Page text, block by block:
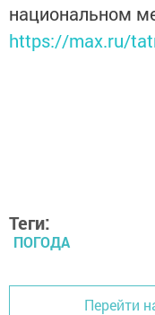
национальном
https://max.ru/
Теги:
ПОГОДА
Перейти